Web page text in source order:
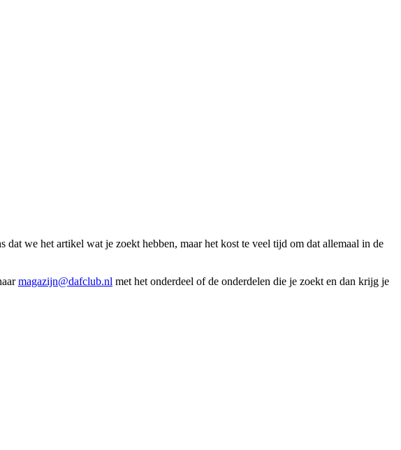
we het artikel wat je zoekt hebben, maar het kost te veel tijd om dat allemaal in de
magazijn@dafclub.nl met het onderdeel of de onderdelen die je zoekt en dan krijg je